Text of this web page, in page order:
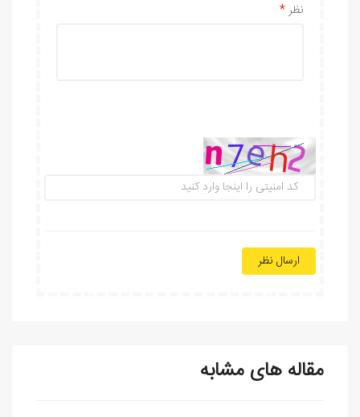
نظر
ارسال نظر
مقاله های مشابه